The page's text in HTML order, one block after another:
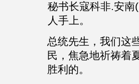
秘书长寇科非.安南
人手上。
总统先生，我们这
民，焦急地祈祷着
胜利的。